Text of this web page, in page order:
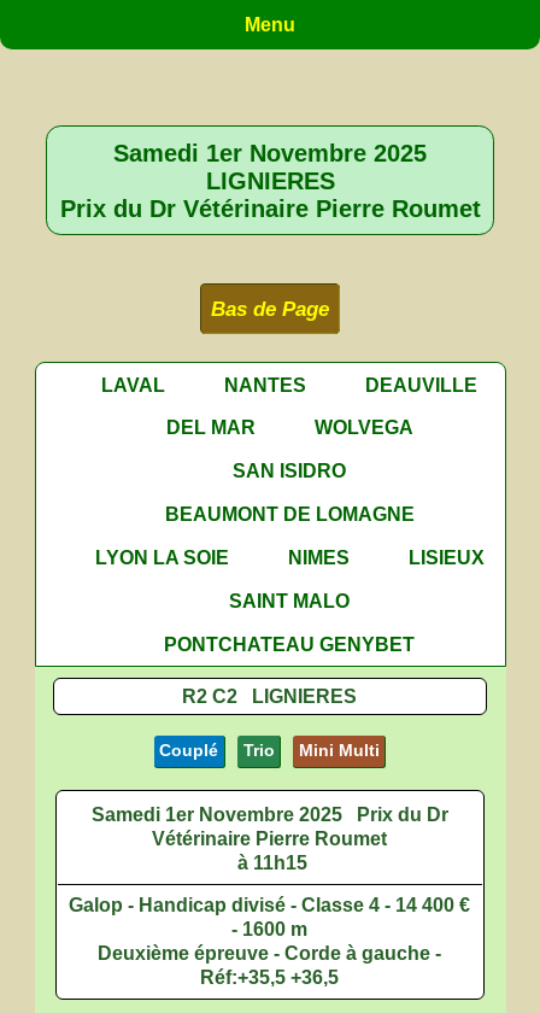
Menu
Samedi 1er Novembre 2025
LIGNIERES
Prix du Dr Vétérinaire Pierre Roumet
Bas de Page
LAVAL NANTES
DEAUVILLE
DEL MAR
WOLVEGA
SAN ISIDRO
BEAUMONT DE LOMAGNE
LYON LA SOIE
NIMES
LISIEUX
SAINT MALO
PONTCHATEAU GENYBET
R2 C2 LIGNIERES
Couplé Trio Mini Multi
Samedi 1er Novembre 2025
Prix du Dr
Vétérinaire Pierre Roumet
à 11h15
Galop - Handicap divisé - Classe 4 - 14 400 €
- 1600 m
Deuxième épreuve - Corde à gauche -
Réf:+35,5 +36,5